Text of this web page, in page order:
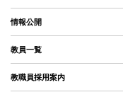
情報公開
教員一覧
教職員採用案内